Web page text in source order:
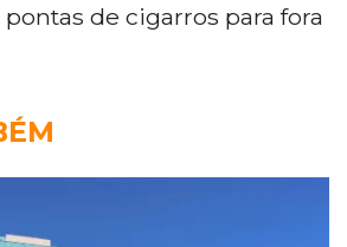
de cigarros para fora